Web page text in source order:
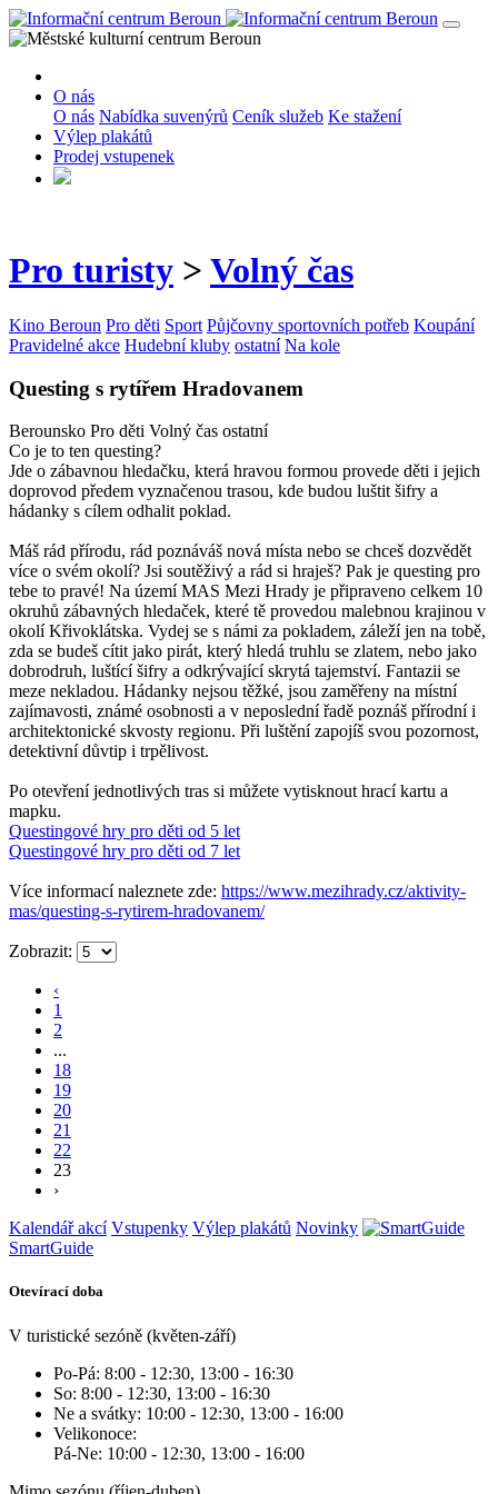
O nás
O nás Nabídka suvenýrů Ceník služeb Ke stažení
Výlep plakátů
Prodej vstupenek
Pro turisty > Volný čas
Kino Beroun Pro děti Sport Půjčovny sportovních potřeb Koupání
Pravidelné akce Hudební kluby ostatní Na kole
Questing s rytířem Hradovanem
Berounsko Pro děti Volný čas ostatní
Co je to ten questing?
Jde o zábavnou hledačku, která hravou formou provede děti i jejich
doprovod předem vyznačenou trasou, kde budou luštit šifry a
hádanky s cílem odhalit poklad.
Máš rád přírodu, rád poznáváš nová místa nebo se chceš dozvědět
více o svém okolí? Jsi soutěživý a rád si hraješ? Pak je questing pro
tebe to pravé! Na území MAS Mezi Hrady je připraveno celkem 10
okruhů zábavných hledaček, které tě provedou malebnou krajinou v
okolí Křivoklátska. Vydej se s námi za pokladem, záleží jen na tobě,
zda se budeš cítit jako pirát, který hledá truhlu se zlatem, nebo jako
dobrodruh, luštící šifry a odkrývající skrytá tajemství. Fantazii se
meze nekladou. Hádanky nejsou těžké, jsou zaměřeny na místní
zajímavosti, známé osobnosti a v neposlední řadě poznáš přírodní i
architektonické skvosty regionu. Při luštění zapojíš svou pozornost,
detektivní důvtip i trpělivost.
Po otevření jednotlivých tras si můžete vytisknout hrací kartu a
mapku.
Questingové hry pro děti od 5 let
Questingové hry pro děti od 7 let
Více informací naleznete zde: https://www.mezihrady.cz/aktivity-
mas/questing-s-rytirem-hradovanem/
Zobrazit:
‹
1
2
...
18
19
20
21
22
23
›
Kalendář akcí Vstupenky Výlep plakátů Novinky
SmartGuide
Otevírací doba
V turistické sezóně (květen-září)
Po-Pá: 8:00 - 12:30, 13:00 - 16:30
So: 8:00 - 12:30, 13:00 - 16:30
Ne a svátky: 10:00 - 12:30, 13:00 - 16:00
Velikonoce:
Pá-Ne: 10:00 - 12:30, 13:00 - 16:00